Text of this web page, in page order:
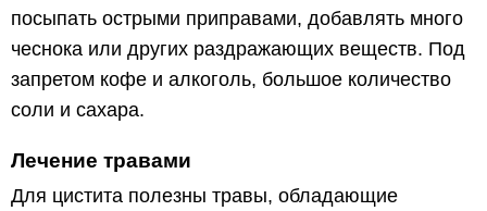
посыпать острыми приправами, добавлять много
чеснока или других раздражающих веществ. Под
запретом кофе и алкоголь, большое количество
соли и сахара.
Лечение травами
Для цистита полезны травы, обладающие